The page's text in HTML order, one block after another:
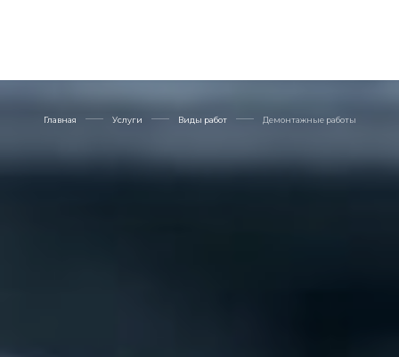
Главная Услуги Виды работ Демонтажные работы